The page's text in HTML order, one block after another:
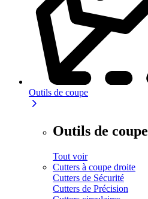
Outils de coupe
Outils de coupe
Tout voir
Cutters à coupe droite
Cutters de Sécurité
Cutters de Précision